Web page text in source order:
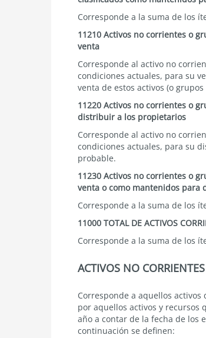
Corresponde a la suma de los
11210 Activos no corrientes o
venta
Corresponde al activo no
condiciones actuales, para su
venta de estos activos (o
11220 Activos no corrientes o
distribuir a los propietarios
Corresponde al activo no
condiciones actuales, para su
probable.
11230 Activos no corrientes o
venta o como mantenidos
Corresponde a la suma de los
11000 TOTAL DE ACTIVOS
Corresponde a la suma de los
ACTIVOS NO CORRIENTES
Corresponde a aquellos
por aquellos activos y recursos
año a contar de la fecha de los
continuación se definen: